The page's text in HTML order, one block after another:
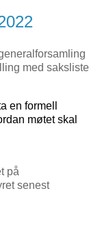
med saksliste
en formell
møtet skal
på
senest